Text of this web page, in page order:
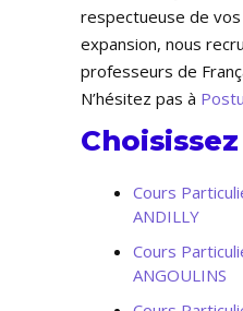
respectueuse de
expansion, nous
professeurs de
N’hésitez pas à
Cours
ANDILLY
Cours
ANGOULINS